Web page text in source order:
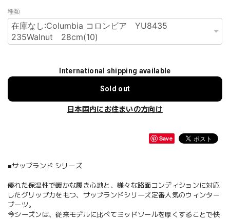
種類
International shipping available
Sold out
日本国内にお住まいの方向け
Save
■サップランド シリーズ
優れた保温性で暖かな履き心地と、様々な路面コンディションに対応
したグリップ力をもつ、サップランドシリーズ定番人気のウィンター
ブーツ。
今シーズンは、従来モデルに比べてミッドソールを厚くすることで快